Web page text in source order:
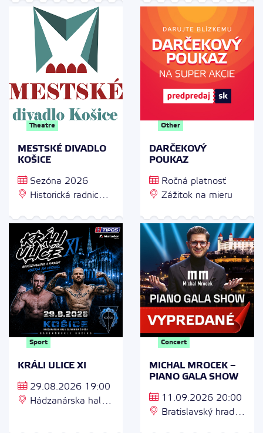
13, 040 11 Košice
Theatre
MESTSKÉ DIVADLO
KOŠICE
Sezóna 2026
Historická radnica,
Košice
Other
DARČEKOVÝ
POUKAZ
Ročná platnosť
Zážitok na mieru
Sport
KRÁLI ULICE XI
29.08.2026 19:00
Hádzanárska hala
Concert
MICHAL MROCEK –
PIANO GALA SHOW
11.09.2026 20:00
Bratislavský hrad,